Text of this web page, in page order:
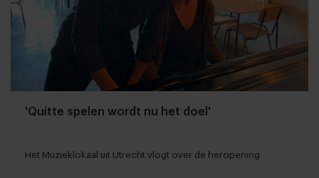
'Quitte spelen wordt nu het doel'
Het Muzieklokaal uit Utrecht vlogt over de heropening